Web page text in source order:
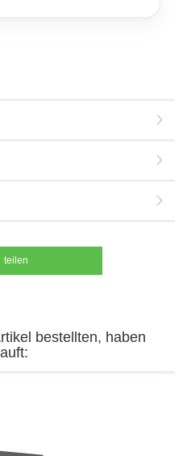
teilen
bestellten, haben